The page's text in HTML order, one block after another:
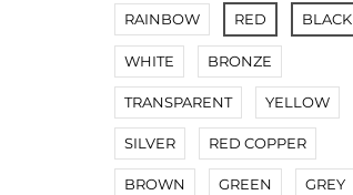
RAINBOW RED BLACK
WHITE BRONZE
TRANSPARENT YELLOW
SILVER RED COPPER
BROWN GREEN GREY